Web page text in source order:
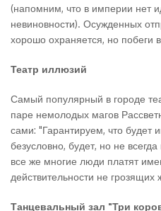
(напомним, что в империи нет
невиновности). Осужденных
хорошо охраняется, но побеги
Театр иллюзий
Самый популярный в городе
паре немолодых магов
сами: "Гарантируем, что будет
безусловно, будет, но не
все же многие люди платят
действительности не грозящих
Танцевальный зал "Три